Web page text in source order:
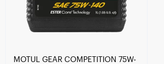
MOTUL GEAR COMPETITION 75W-